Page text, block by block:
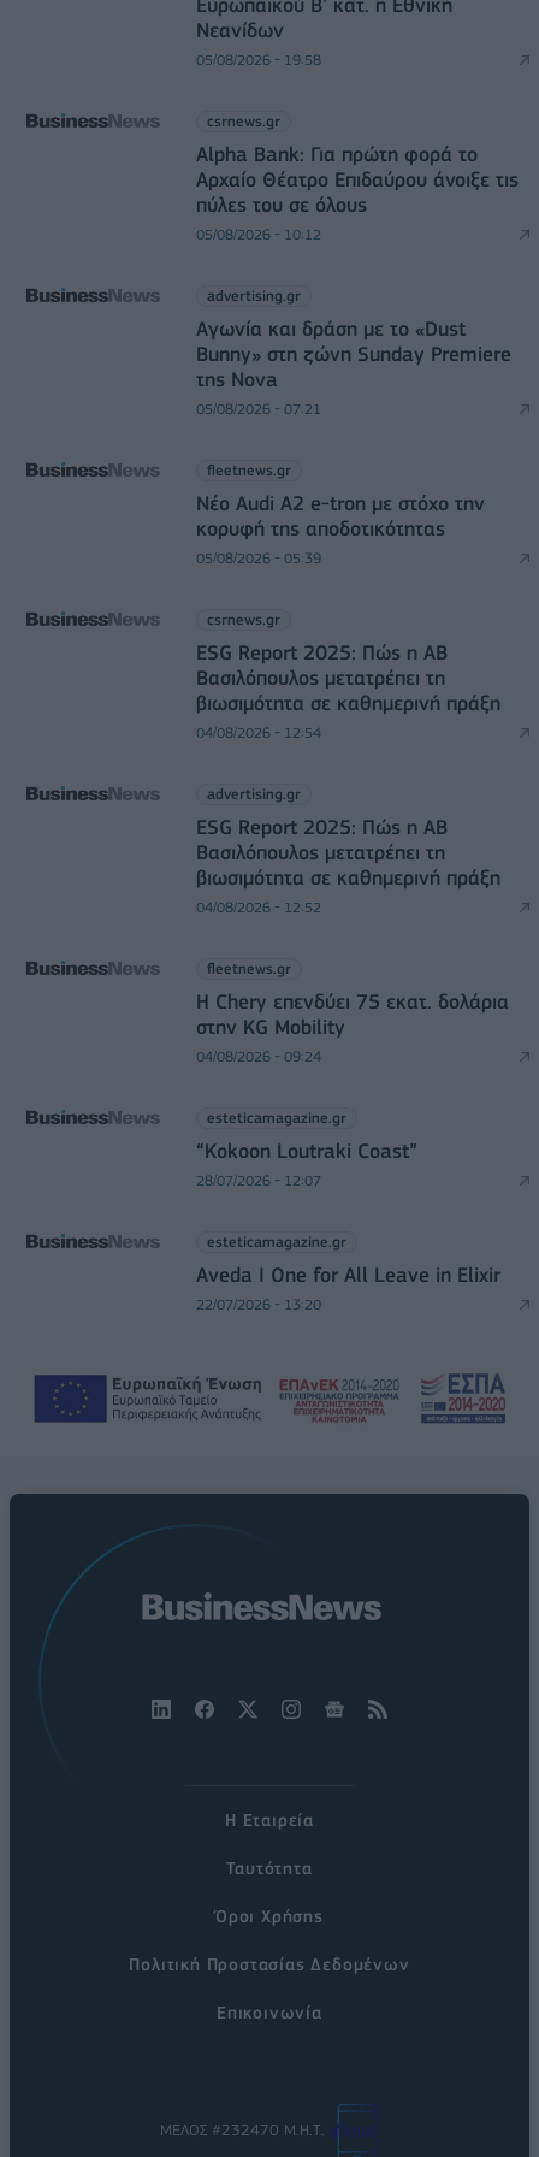
Νεανίδων
05/08/2026 - 19:58
csrnews.gr
Alpha Bank: Για πρώτη φορά το
Αρχαίο Θέατρο Επιδαύρου άνοιξε τις
πύλες του σε όλους
05/08/2026 - 10:12
advertising.gr
Αγωνία και δράση με το «Dust
Bunny» στη ζώνη Sunday Premiere
της Nova
05/08/2026 - 07:21
fleetnews.gr
Νέο Audi A2 e-tron με στόχο την
κορυφή της αποδοτικότητας
05/08/2026 - 05:39
csrnews.gr
ESG Report 2025: Πώς η ΑΒ
Βασιλόπουλος μετατρέπει τη
βιωσιμότητα σε καθημερινή πράξη
04/08/2026 - 12:54
advertising.gr
ESG Report 2025: Πώς η ΑΒ
Βασιλόπουλος μετατρέπει τη
βιωσιμότητα σε καθημερινή πράξη
04/08/2026 - 12:52
fleetnews.gr
Η Chery επενδύει 75 εκατ. δολάρια
στην KG Mobility
04/08/2026 - 09:24
esteticamagazine.gr
“Kokoon Loutraki Coast”
28/07/2026 - 12:07
esteticamagazine.gr
Aveda I One for All Leave in Elixir
22/07/2026 - 13:20
Η Εταιρεία
Ταυτότητα
Όροι Χρήσης
Πολιτική Προστασίας Δεδομένων
Επικοινωνία
ΜΕΛΟΣ #232470 Μ.Η.Τ.